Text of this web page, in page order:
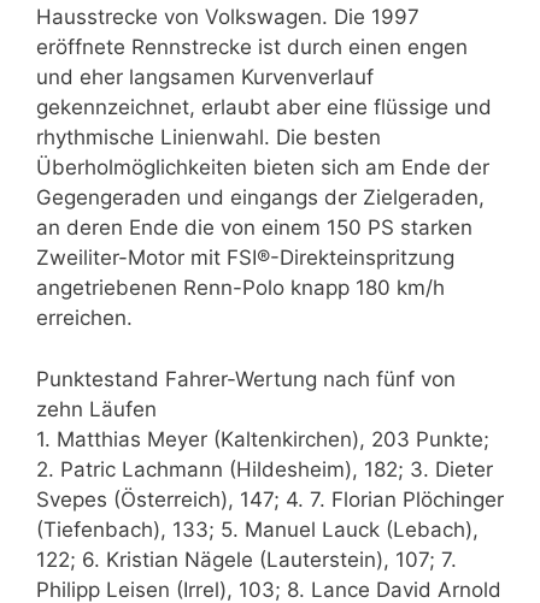
Hausstrecke von Volkswagen. Die 1997
eröffnete Rennstrecke ist durch einen engen
und eher langsamen Kurvenverlauf
gekennzeichnet, erlaubt aber eine flüssige und
rhythmische Linienwahl. Die besten
Überholmöglichkeiten bieten sich am Ende der
Gegengeraden und eingangs der Zielgeraden,
an deren Ende die von einem 150 PS starken
Zweiliter-Motor mit FSI®-Direkteinspritzung
angetriebenen Renn-Polo knapp 180 km/h
erreichen.
Punktestand Fahrer-Wertung nach fünf von
zehn Läufen
1. Matthias Meyer (Kaltenkirchen), 203 Punkte;
2. Patric Lachmann (Hildesheim), 182; 3. Dieter
Svepes (Österreich), 147; 4. 7. Florian Plöchinger
(Tiefenbach), 133; 5. Manuel Lauck (Lebach),
122; 6. Kristian Nägele (Lauterstein), 107; 7.
Philipp Leisen (Irrel), 103; 8. Lance David Arnold